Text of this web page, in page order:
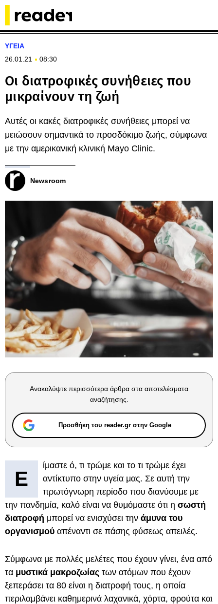
ΥΓΕΙΑ
26.01.21
08:30
Οι διατροφικές συνήθειες που
μικραίνουν τη ζωή
Αυτές οι κακές διατροφικές συνήθειες μπορεί να
μειώσουν σημαντικά το προσδόκιμο ζωής, σύμφωνα
με την αμερικανική κλινική Mayo Clinic.
Newsroom
Ανακαλύψτε περισσότερα άρθρα στα αποτελέσματα
αναζήτησης.
Προσθήκη του reader.gr στην Google
Ε
ίμαστε ό, τι τρώμε και το τι τρώμε έχει
αντίκτυπο στην υγεία μας. Σε αυτή την
πρωτόγνωρη περίοδο που διανύουμε με
την πανδημία, καλό είναι να θυμόμαστε ότι η σωστή
διατροφή μπορεί να ενισχύσει την άμυνα του
οργανισμού απέναντι σε πάσης φύσεως απειλές.
Σύμφωνα με πολλές μελέτες που έχουν γίνει, ένα από
τα μυστικά μακροζωίας των ατόμων που έχουν
ξεπεράσει τα 80 είναι η διατροφή τους, η οποία
περιλαμβάνει καθημερινά λαχανικά, χόρτα, φρούτα και